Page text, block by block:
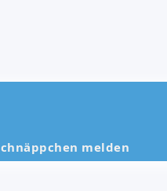
melden